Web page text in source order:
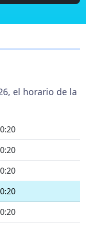
el horario de la